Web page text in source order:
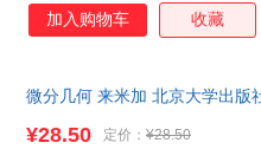
加入购物车 收藏
微分几何 来米加 北京大学出版
¥28.50 定价： ¥28.50